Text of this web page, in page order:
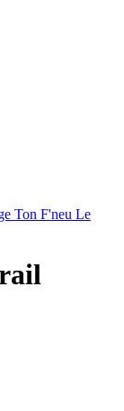
Ton F'neu Le